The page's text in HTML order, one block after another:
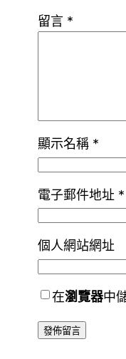
留言 *
顯示名稱 *
電子郵件地址 *
個人網站網址
在瀏覽器中